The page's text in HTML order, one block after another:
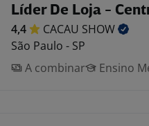
Líder De Loja -
4,4 CACAU SHOW
São Paulo - SP
A combinar
Ensino